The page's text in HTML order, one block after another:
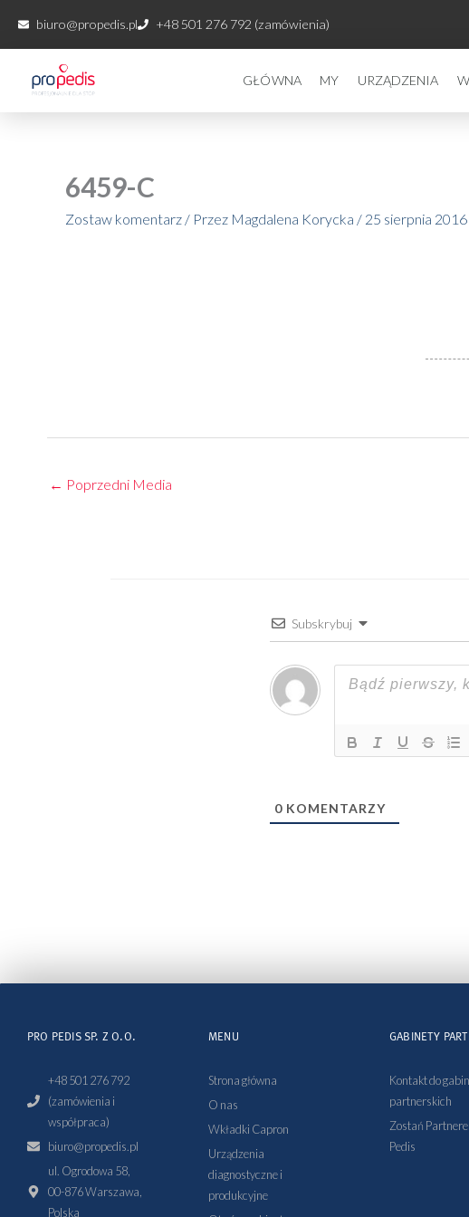
biuro@propedis.pl +48 501 276 792 (zamówienia)
GŁÓWNA MY URZĄDZENIA
6459-C
Zostaw komentarz / Przez Magdalena Korycka / 25 sierpnia 2016
← Poprzedni Media
Subskrybuj
0 KOMENTARZY
PRO PEDIS SP. Z O.O.
+48 501 276 792
(zamówienia i
współpraca)
biuro@propedis.pl
ul. Ogrodowa 58,
00-876 Warszawa,
Polska
MENU
Strona główna
O nas
Wkładki Capron
Urządzenia
diagnostyczne i
produkcyjne
GABINETY
Kontakt do
partnerskich
Zostań
Pedis